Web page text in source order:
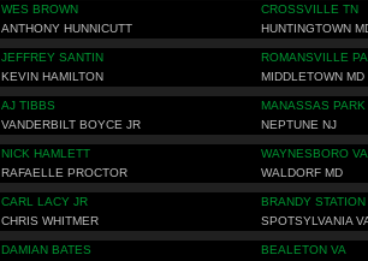
WES BROWN
CROSSVILLE TN
ANTHONY HUNNICUTT HUNTINGTOWN
JEFFREY SANTIN
ROMANSVILLE PA
KEVIN HAMILTON MIDDLETOWN MD
AJ TIBBS
MANASSAS PARK
VANDERBILT BOYCE JR NEPTUNE NJ
NICK HAMLETT
WAYNESBORO VA
RAFAELLE PROCTOR WALDORF MD
CARL LACY JR
BRANDY STATION
CHRIS WHITMER SPOTSYLVANIA
DAMIAN BATES
BEALETON VA